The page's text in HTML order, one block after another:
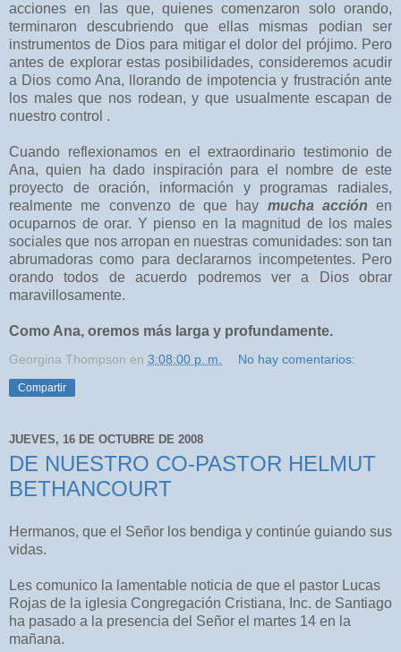
acciones en las que, quienes comenzaron solo orando,
terminaron descubriendo que ellas mismas podian ser
instrumentos de Dios para mitigar el dolor del prójimo. Pero
antes de explorar estas posibilidades, consideremos acudir
a Dios como Ana, llorando de impotencia y frustración ante
los males que nos rodean, y que usualmente escapan de
nuestro control .
Cuando reflexionamos en el extraordinario testimonio de
Ana, quien ha dado inspiración para el nombre de este
proyecto de oración, información y programas radiales,
realmente me convenzo de que hay mucha acción en
ocuparnos de orar. Y pienso en la magnitud de los males
sociales que nos arropan en nuestras comunidades: son tan
abrumadoras como para declararnos incompetentes. Pero
orando todos de acuerdo podremos ver a Dios obrar
maravillosamente.
Como Ana, oremos más larga y profundamente.
Georgina Thompson en 3:08:00 p. m. No hay comentarios:
Compartir
JUEVES, 16 DE OCTUBRE DE 2008
DE NUESTRO CO-PASTOR HELMUT
BETHANCOURT
Hermanos, que el Señor los bendiga y continúe guiando sus
vidas.
Les comunico la lamentable noticia de que el pastor Lucas
Rojas de la iglesia Congregación Cristiana, Inc. de Santiago
ha pasado a la presencia del Señor el martes 14 en la
mañana.